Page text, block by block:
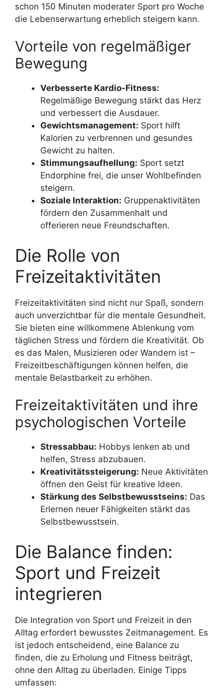
schon 150 Minuten moderater Sport pro Woche
die Lebenserwartung erheblich steigern kann.
Vorteile von regelmäßiger
Bewegung
Verbesserte Kardio-Fitness:
Regelmäßige Bewegung stärkt das Herz
und verbessert die Ausdauer.
Gewichtsmanagement: Sport hilft
Kalorien zu verbrennen und gesundes
Gewicht zu halten.
Stimmungsaufhellung: Sport setzt
Endorphine frei, die unser Wohlbefinden
steigern.
Soziale Interaktion: Gruppenaktivitäten
fördern den Zusammenhalt und
offerieren neue Freundschaften.
Die Rolle von
Freizeitaktivitäten
Freizeitaktivitäten sind nicht nur Spaß, sondern
auch unverzichtbar für die mentale Gesundheit.
Sie bieten eine willkommene Ablenkung vom
täglichen Stress und fördern die Kreativität. Ob
es das Malen, Musizieren oder Wandern ist –
Freizeitbeschäftigungen können helfen, die
mentale Belastbarkeit zu erhöhen.
Freizeitaktivitäten und ihre
psychologischen Vorteile
Stressabbau: Hobbys lenken ab und
helfen, Stress abzubauen.
Kreativitätssteigerung: Neue Aktivitäten
öffnen den Geist für kreative Ideen.
Stärkung des Selbstbewusstseins: Das
Erlernen neuer Fähigkeiten stärkt das
Selbstbewusstsein.
Die Balance finden:
Sport und Freizeit
integrieren
Die Integration von Sport und Freizeit in den
Alltag erfordert bewusstes Zeitmanagement. Es
ist jedoch entscheidend, eine Balance zu
finden, die zu Erholung und Fitness beiträgt,
ohne den Alltag zu überladen. Einige Tipps
umfassen: